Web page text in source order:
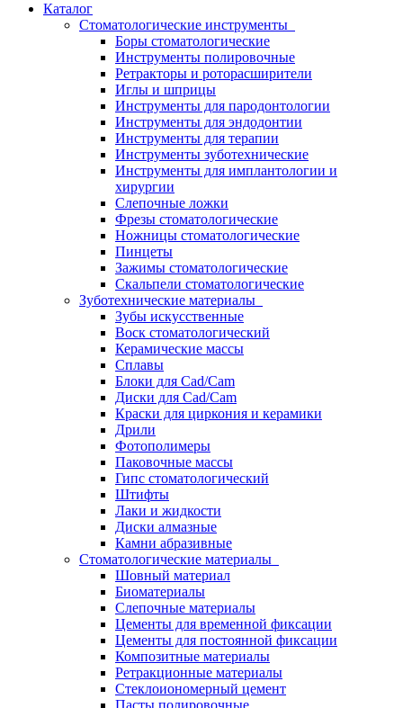
Каталог
Стоматологические инструменты
Боры стоматологические
Инструменты полировочные
Ретракторы и роторасширители
Иглы и шприцы
Инструменты для пародонтологии
Инструменты для эндодонтии
Инструменты для терапии
Инструменты зуботехнические
Инструменты для имплантологии и
хирургии
Слепочные ложки
Фрезы стоматологические
Ножницы стоматологические
Пинцеты
Зажимы стоматологические
Скальпели стоматологические
Зуботехнические материалы
Зубы искусственные
Воск стоматологический
Керамические массы
Сплавы
Блоки для Cad/Cam
Диски для Cad/Cam
Краски для циркония и керамики
Дрили
Фотополимеры
Паковочные массы
Гипс стоматологический
Штифты
Лаки и жидкости
Диски алмазные
Камни абразивные
Стоматологические материалы
Шовный материал
Биоматериалы
Слепочные материалы
Цементы для временной фиксации
Цементы для постоянной фиксации
Композитные материалы
Ретракционные материалы
Стеклоиономерный цемент
Пасты полировочные